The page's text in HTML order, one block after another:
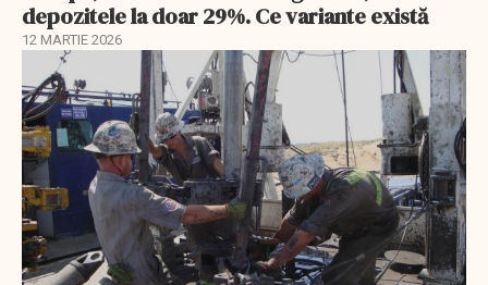
depozitele la doar 29%. Ce variante există
12 MARTIE 2026